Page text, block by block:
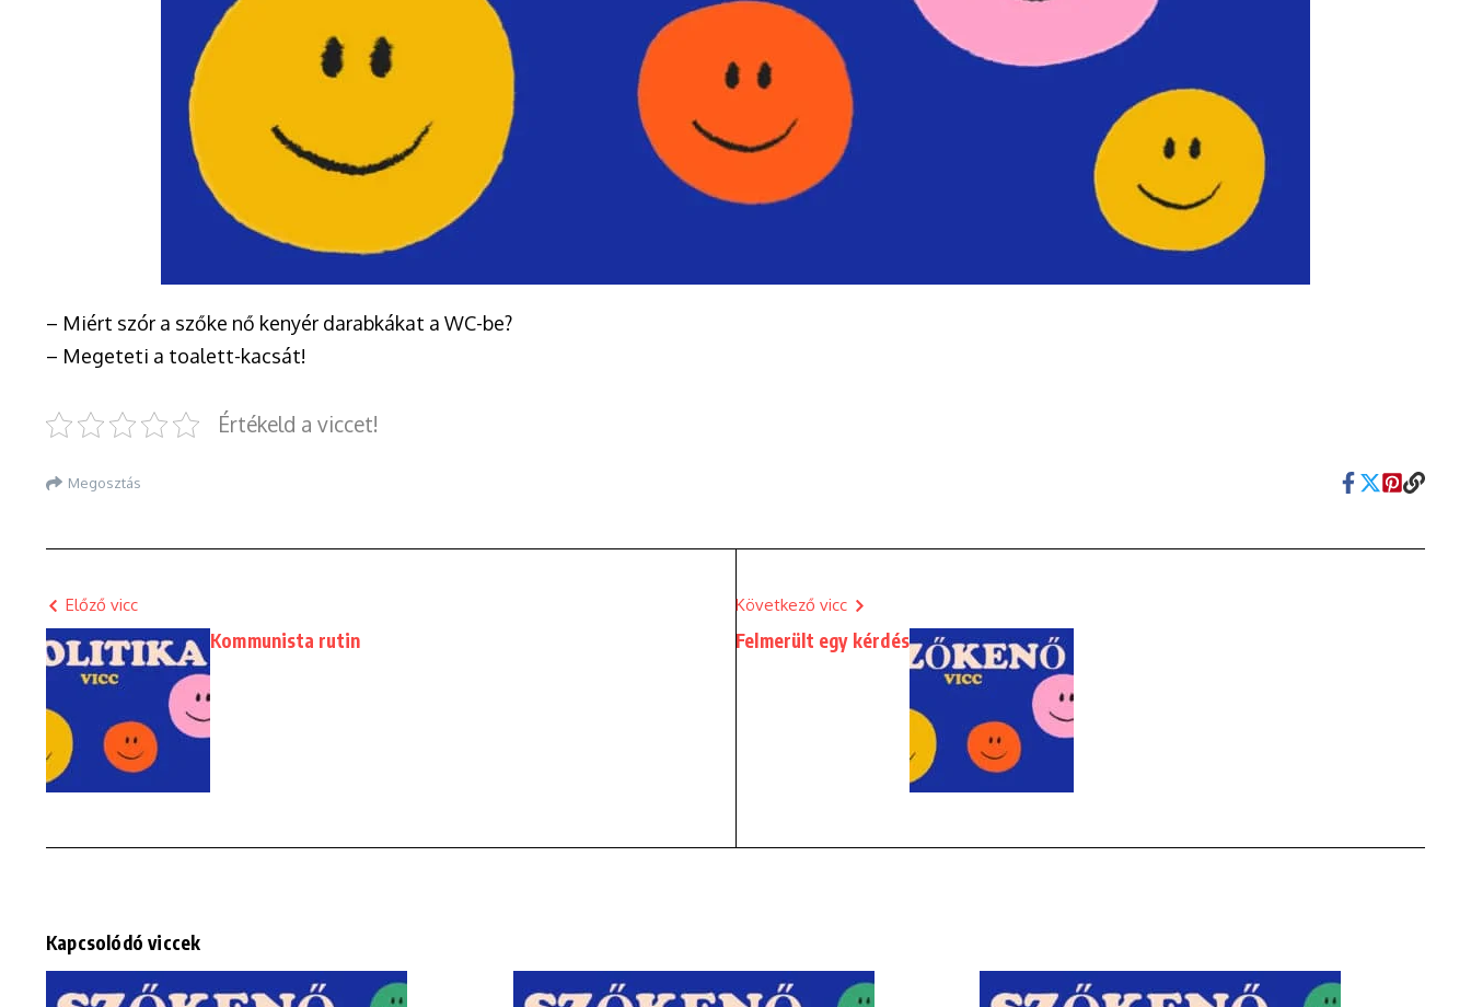
– Miért szór a szőke nő kenyér darabkákat a WC-be?
– Megeteti a toalett-kacsát!
Értékeld a viccet!
Megosztás
Előző vicc
Kommunista rutin
Következő vicc
Felmerült egy kérdés
Kapcsolódó viccek